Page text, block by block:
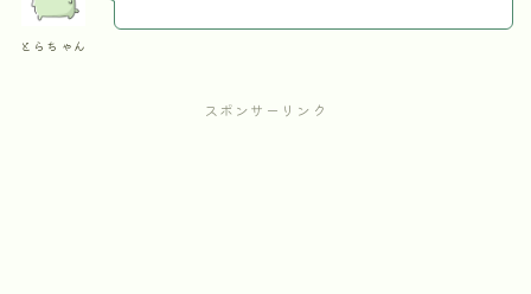
とらちゃん
スポンサーリンク